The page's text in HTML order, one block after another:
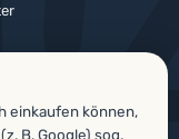
einkaufen können,
(z. B.Google) sog.